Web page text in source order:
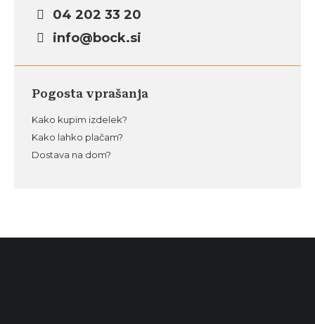
04 202 33 20
info@bock.si
Pogosta vprašanja
Kako kupim izdelek?
Kako lahko plačam?
Dostava na dom?